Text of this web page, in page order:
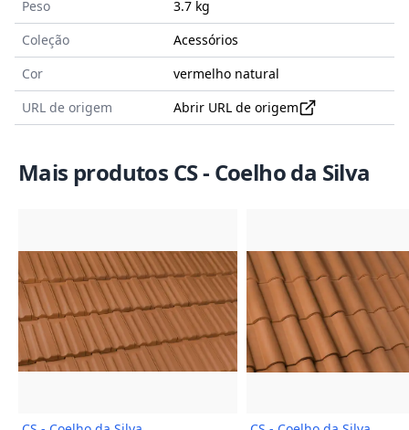
Peso
3.7 kg
Coleção
Acessórios
Cor
vermelho natural
URL de origem
Abrir URL de origem
Mais produtos CS - Coelho da Silva
Imagem do Produto